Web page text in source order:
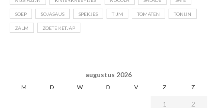
SOEP SOJASAUS SPEKJES TIJM TOMATEN TONIJN
ZALM ZOETE KETJAP
augustus 2026
M D W D V Z Z
1
2